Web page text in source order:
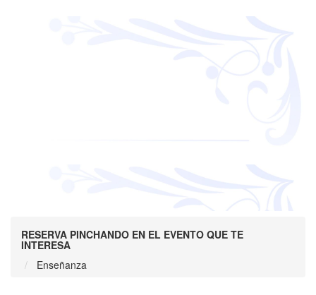
RESERVA PINCHANDO EN EL EVENTO QUE TE
INTERESA
Enseñanza